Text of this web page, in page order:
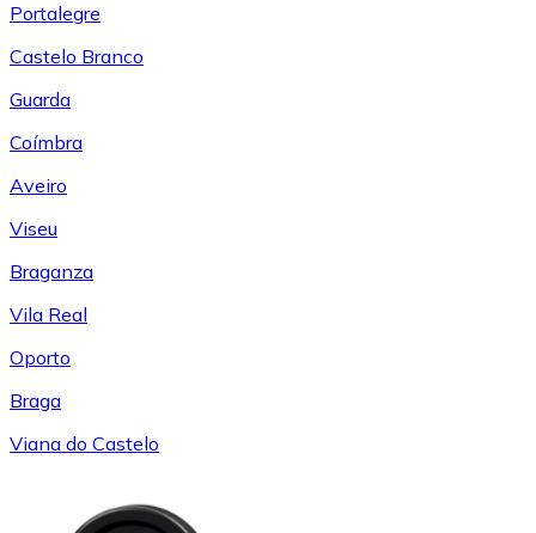
Portalegre
Castelo Branco
Guarda
Coímbra
Aveiro
Viseu
Braganza
Vila Real
Oporto
Braga
Viana do Castelo